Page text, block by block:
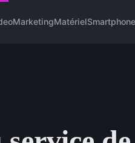
MarketingMatériel